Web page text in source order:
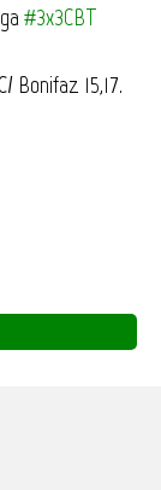
#3x3CBT
Bonifaz 15,17.